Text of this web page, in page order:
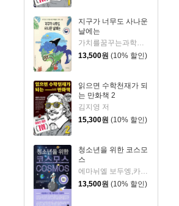
지구가 너무도 사나운
날에는
가치를꿈꾸는과학교사모임 저
13,500원 (10% 할인)
읽으면 수학천재가 되
는 만화책 2
김지영 저
15,300원 (10% 할인)
청소년을 위한 코스모
스
에마뉘엘 보두엥,카트린 에벙 보두엥 공저/홍은주 역/임태훈 감수
13,500원 (10% 할인)